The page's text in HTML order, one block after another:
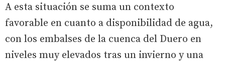
A esta situación se suma un contexto
favorable en cuanto a disponibilidad de agua,
con los embalses de la cuenca del Duero en
niveles muy elevados tras un invierno y una